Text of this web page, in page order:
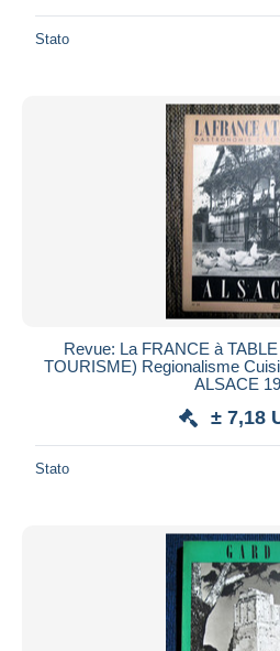
Stato
Revue: La FRANCE à
TOURISME) Regionalisme
ALSACE
± 7,18
Stato